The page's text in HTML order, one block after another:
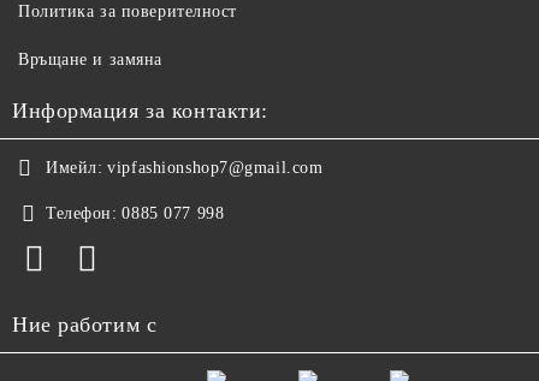
Политика за поверителност
Връщане и замяна
Информация за контакти:
Имейл: vipfashionshop7@gmail.com
Телефон: 0885 077 998
Ние работим с